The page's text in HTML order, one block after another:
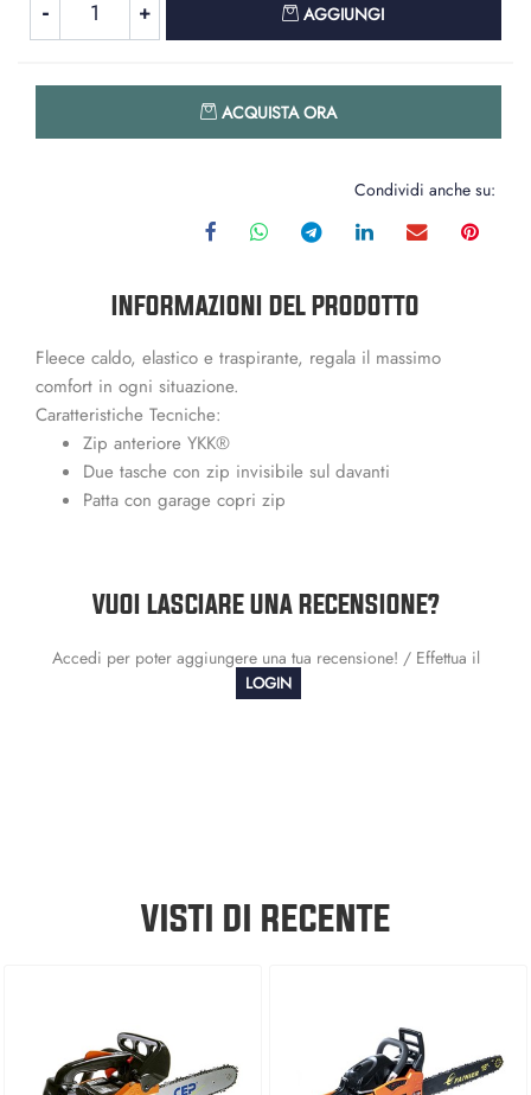
AGGIUNGI
ACQUISTA ORA
Condividi anche su:
INFORMAZIONI DEL PRODOTTO
Fleece caldo, elastico e traspirante, regala il massimo
comfort in ogni situazione.
Caratteristiche Tecniche:
Zip anteriore YKK®
Due tasche con zip invisibile sul davanti
Patta con garage copri zip
VUOI LASCIARE UNA RECENSIONE?
Accedi per poter aggiungere una tua recensione! / Effettua il
LOGIN
VISTI DI RECENTE